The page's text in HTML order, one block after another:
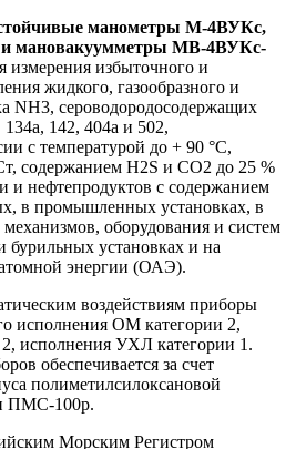
манометры М-4ВУКс,
мановакуумметры МВ-4ВУКс-
измерения избыточного и
жидкого, газообразного и
NH3, сероводородосодержащих
142, 404а и 502,
с температурой до + 90 °С,
содержанием Н2S и СO2 до 25 %
и нефтепродуктов с содержанием
в промышленных установках, в
оборудования и систем
бурильных установках и на
энергии (ОАЭ).
воздействиям приборы
исполнения ОМ категории 2,
исполнения УХЛ категории 1.
обеспечивается за счет
полиметилсилоксановой
ПМС-100р.
Морским Регистром